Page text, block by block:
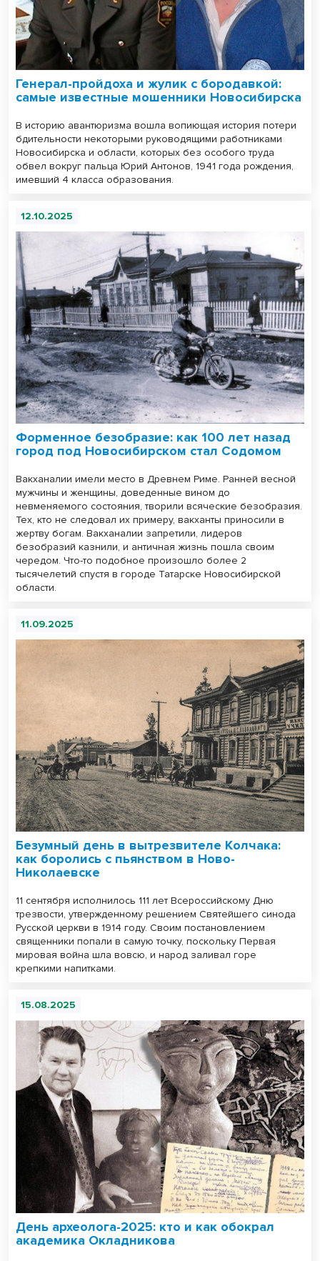
Генерал-пройдоха и жулик с бородавкой:
самые известные мошенники Новосибирска
В историю авантюризма вошла вопиющая история потери
бдительности некоторыми руководящими работниками
Новосибирска и области, которых без особого труда
обвел вокруг пальца Юрий Антонов, 1941 года рождения,
имевший 4 класса образования.
12.10.2025
Форменное безобразие: как 100 лет назад
город под Новосибирском стал Содомом
Вакханалии имели место в Древнем Риме. Ранней весной
мужчины и женщины, доведенные вином до
невменяемого состояния, творили всяческие безобразия.
Тех, кто не следовал их примеру, вакханты приносили в
жертву богам. Вакханалии запретили, лидеров
безобразий казнили, и античная жизнь пошла своим
чередом. Что-то подобное произошло более 2
тысячелетий спустя в городе Татарске Новосибирской
области.
11.09.2025
Безумный день в вытрезвителе Колчака:
как боролись с пьянством в Ново-
Николаевске
11 сентября исполнилось 111 лет Всероссийскому Дню
трезвости, утвержденному решением Святейшего синода
Русской церкви в 1914 году. Своим постановлением
священники попали в самую точку, поскольку Первая
мировая война шла вовсю, и народ заливал горе
крепкими напитками.
15.08.2025
День археолога-2025: кто и как обокрал
академика Окладникова